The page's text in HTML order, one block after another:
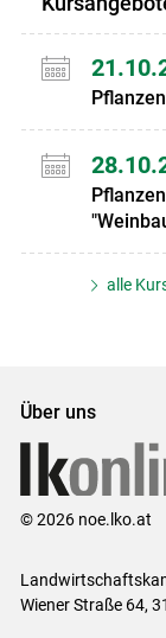
alle
Über uns
© 2026 noe.lko.at
Wiener Straße 64,